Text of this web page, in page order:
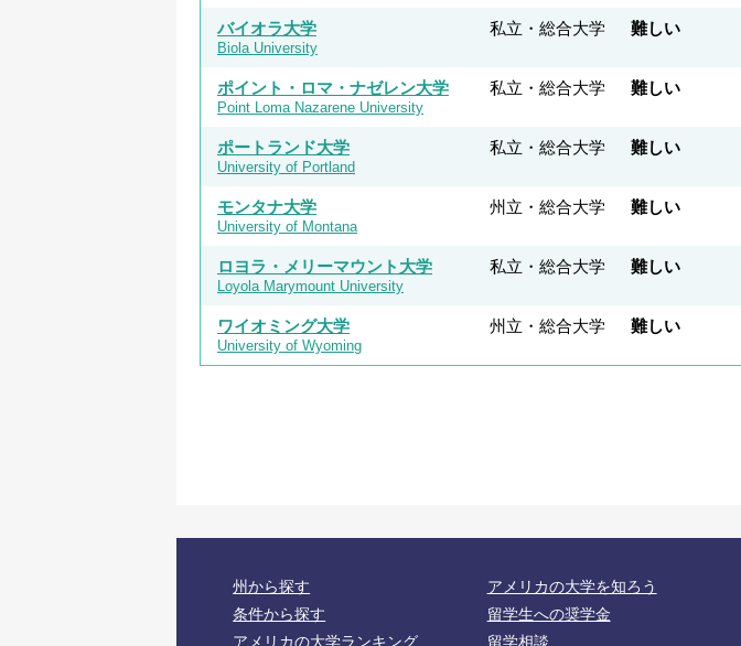
私立・総合大学
バイオラ大学
Biola University
難しい
私立・総合大学
ポイント・ロマ・ナゼレン大学
Point Loma Nazarene University
難しい
私立・総合大学
ポートランド大学
University of Portland
難しい
州立・総合大学
モンタナ大学
University of Montana
難しい
私立・総合大学
ロヨラ・メリーマウント大学
Loyola Marymount University
難しい
州立・総合大学
ワイオミング大学
University of Wyoming
難しい
州から探す
条件から探す
アメリカの大学ランキング
アメリカの大学を知ろう
留学生への奨学金
留学相談